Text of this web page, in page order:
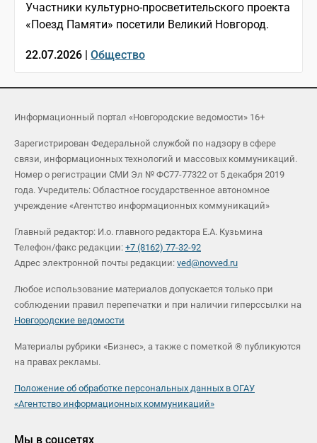
Участники культурно-просветительского проекта
«Поезд Памяти» посетили Великий Новгород.
22.07.2026 | Общество
Информационный портал «Новгородские ведомости» 16+
Зарегистрирован Федеральной службой по надзору в сфере
связи, информационных технологий и массовых коммуникаций.
Номер о регистрации СМИ Эл № ФС77-77322 от 5 декабря 2019
года. Учредитель: Областное государственное автономное
учреждение «Агентство информационных коммуникаций»
Главный редактор: И.о. главного редактора Е.А. Кузьмина
Телефон/факс редакции: +7 (8162) 77-32-92
Адрес электронной почты редакции: ved@novved.ru
Любое использование материалов допускается только при
соблюдении правил перепечатки и при наличии гиперссылки на
Новгородские ведомости
Материалы рубрики «Бизнес», а также с пометкой ® публикуются
на правах рекламы.
Положение об обработке персональных данных в ОГАУ
«Агентство информационных коммуникаций»
Мы в соцсетях